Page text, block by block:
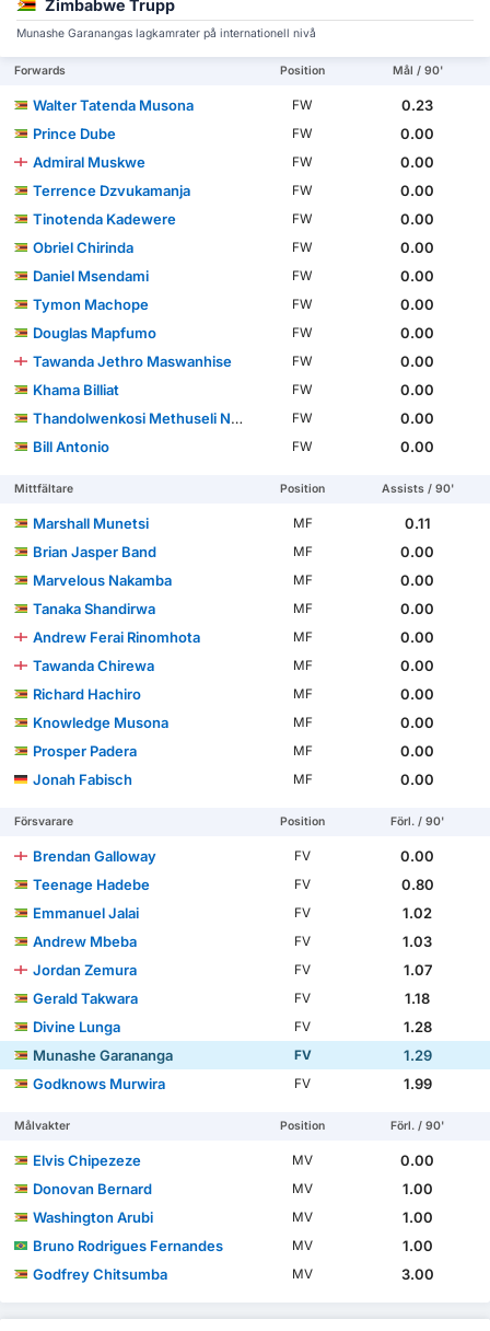
Zimbabwe Trupp
Munashe Garanangas lagkamrater på internationell nivå
Forwards Position Mål / 90'
Walter Tatenda Musona FW
0.23
Prince Dube
FW
0.00
Admiral Muskwe
FW
0.00
Terrence Dzvukamanja
FW
0.00
Tinotenda Kadewere
FW
0.00
Obriel Chirinda
FW
0.00
Daniel Msendami
FW
0.00
Tymon Machope
FW
0.00
Douglas Mapfumo
FW
0.00
Tawanda Jethro Maswanhise
FW
0.00
Khama Billiat
FW
0.00
Thandolwenkosi Methuseli Ngwenya
FW
0.00
Bill Antonio
FW 0.00
Mittfältare Position Assists / 90'
Marshall Munetsi MF
0.11
Brian Jasper Band
MF
0.00
Marvelous Nakamba
MF
0.00
Tanaka Shandirwa
MF
0.00
Andrew Ferai Rinomhota
MF
0.00
Tawanda Chirewa
MF
0.00
Richard Hachiro
MF
0.00
Knowledge Musona
MF
0.00
Prosper Padera
MF
0.00
Jonah Fabisch
MF 0.00
Försvarare Position Förl. / 90'
Brendan Galloway FV
0.00
Teenage Hadebe
FV
0.80
Emmanuel Jalai
FV
1.02
Andrew Mbeba
FV
1.03
Jordan Zemura
FV
1.07
Gerald Takwara
FV
1.18
Divine Lunga
FV
1.28
Munashe Garananga
FV
1.29
Godknows Murwira
FV 1.99
Målvakter Position Förl. / 90'
Elvis Chipezeze MV
0.00
Donovan Bernard
MV
1.00
Washington Arubi
MV
1.00
Bruno Rodrigues Fernandes
MV
1.00
Godfrey Chitsumba
MV 3.00